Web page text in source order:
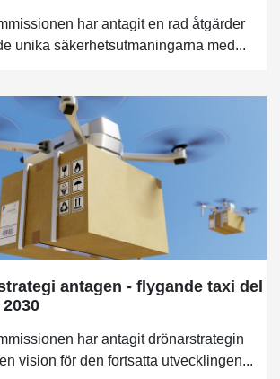
har antagit en rad åtgärder
unika säkerhetsutmaningarna med...
antagen - flygande taxi del
har antagit drönarstrategin
vision för den fortsatta utvecklingen...